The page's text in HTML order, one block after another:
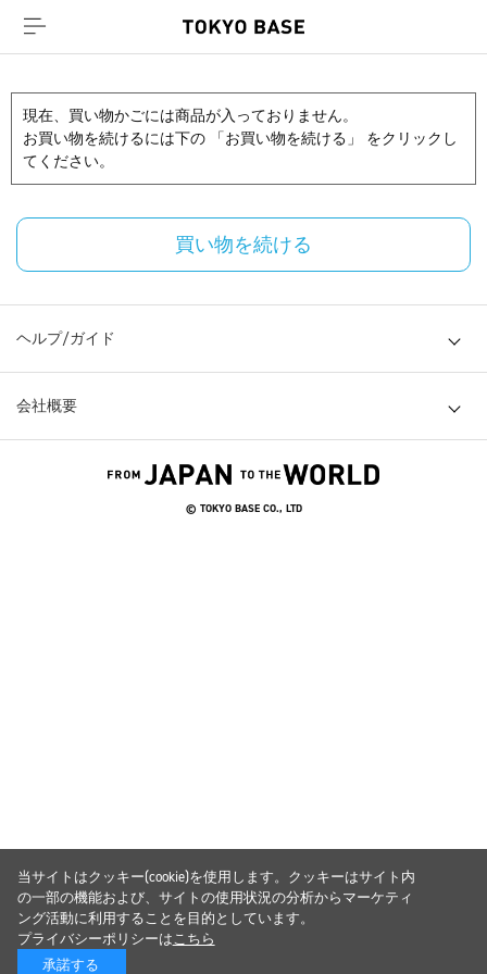
現在、買い物かごには商品が入っておりません。
お買い物を続けるには下の 「お買い物を続ける」 をクリックし
てください。
買い物を続ける
ヘルプ/ガイド
会社概要
© TOKYO BASE CO., LTD
当サイトはクッキー(cookie)を使用します。クッキーはサイト内
の一部の機能および、サイトの使用状況の分析からマーケティ
ング活動に利用することを目的としています。
プライバシーポリシーはこちら
承諾する